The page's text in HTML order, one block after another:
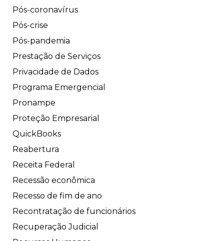
Pós-coronavírus
Pós-crise
Pós-pandemia
Prestação de Serviços
Privacidade de Dados
Programa Emergencial
Pronampe
Proteção Empresarial
QuickBooks
Reabertura
Receita Federal
Recessão econômica
Recesso de fim de ano
Recontratação de funcionários
Recuperação Judicial